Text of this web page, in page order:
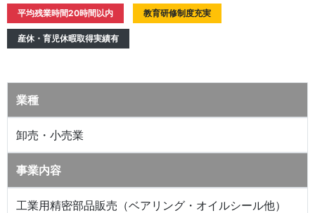
平均残業時間20時間以内 教育研修制度充実
産休・育児休暇取得実績有
業種
卸売・小売業
事業内容
工業用精密部品販売（ベアリング・オイルシール他）